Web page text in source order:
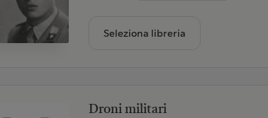
Seleziona libreria
Droni militari